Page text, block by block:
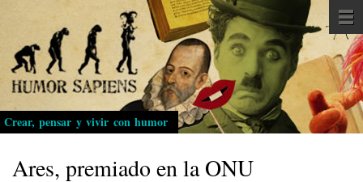
Pasar
al
contenido
principal
Crear, pensar y vivir con humor
Ares, premiado en la ONU